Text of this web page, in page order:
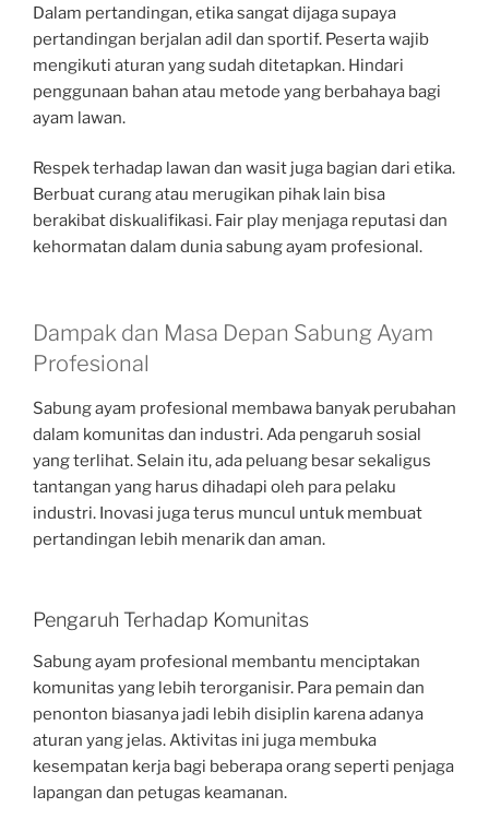
Dalam pertandingan, etika sangat dijaga supaya
pertandingan berjalan adil dan sportif. Peserta wajib
mengikuti aturan yang sudah ditetapkan. Hindari
penggunaan bahan atau metode yang berbahaya bagi
ayam lawan.
Respek terhadap lawan dan wasit juga bagian dari etika.
Berbuat curang atau merugikan pihak lain bisa
berakibat diskualifikasi. Fair play menjaga reputasi dan
kehormatan dalam dunia sabung ayam profesional.
Dampak dan Masa Depan Sabung Ayam
Profesional
Sabung ayam profesional membawa banyak perubahan
dalam komunitas dan industri. Ada pengaruh sosial
yang terlihat. Selain itu, ada peluang besar sekaligus
tantangan yang harus dihadapi oleh para pelaku
industri. Inovasi juga terus muncul untuk membuat
pertandingan lebih menarik dan aman.
Pengaruh Terhadap Komunitas
Sabung ayam profesional membantu menciptakan
komunitas yang lebih terorganisir. Para pemain dan
penonton biasanya jadi lebih disiplin karena adanya
aturan yang jelas. Aktivitas ini juga membuka
kesempatan kerja bagi beberapa orang seperti penjaga
lapangan dan petugas keamanan.